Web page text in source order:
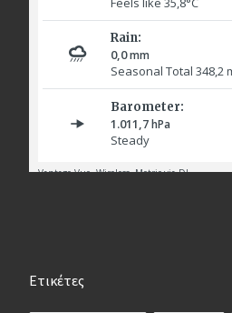
Ετικέτες